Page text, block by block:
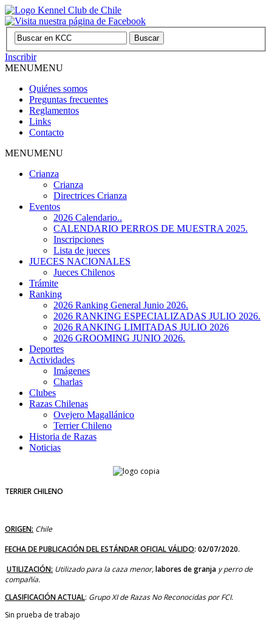
Inscribir
MENUMENU
Quiénes somos
Preguntas frecuentes
Reglamentos
Links
Contacto
MENUMENU
Crianza
Crianza
Directrices Crianza
Eventos
2026 Calendario..
CALENDARIO PERROS DE MUESTRA 2025.
Inscripciones
Lista de jueces
JUECES NACIONALES
Jueces Chilenos
Trámite
Ranking
2026 Ranking General Junio 2026.
2026 RANKING ESPECIALIZADAS JULIO 2026.
2026 RANKING LIMITADAS JULIO 2026
2026 GROOMING JUNIO 2026.
Deportes
Actividades
Imágenes
Charlas
Clubes
Razas Chilenas
Ovejero Magallánico
Terrier Chileno
Historia de Razas
Noticias
TERRIER CHILENO
ORIGEN: Chile
FECHA DE PUBLICACIÓN DEL ESTÁNDAR OFICIAL VÁLIDO: 02/07/2020.
UTILIZACIÓN: Utilizado para la caza menor,labores de granja y perro de
compañía.
CLASIFICACIÓN ACTUAL: Grupo XI de Razas No Reconocidas por FCI.
Sin prueba de trabajo